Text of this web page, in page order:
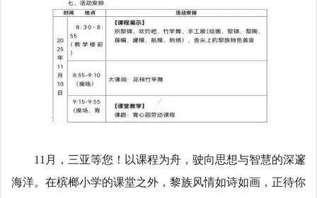
11月，三亚等您！以课程为舟，驶向思想与智慧的深邃
海洋。在槟榔小学的课堂之外，黎族风情如诗如画，正待你